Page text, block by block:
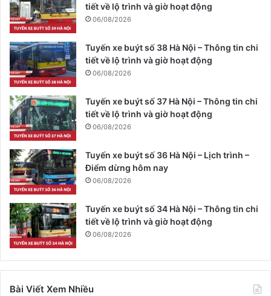
tiết về lộ trình và giờ hoạt động
06/08/2026
Tuyến xe buýt số 38 Hà Nội – Thông tin chi
tiết về lộ trình và giờ hoạt động
06/08/2026
Tuyến xe buýt số 37 Hà Nội – Thông tin chi
tiết về lộ trình và giờ hoạt động
06/08/2026
Tuyến xe buýt số 36 Hà Nội – Lịch trình –
Điểm dừng hôm nay
06/08/2026
Tuyến xe buýt số 34 Hà Nội – Thông tin chi
tiết về lộ trình và giờ hoạt động
06/08/2026
Bài Viết Xem Nhiều